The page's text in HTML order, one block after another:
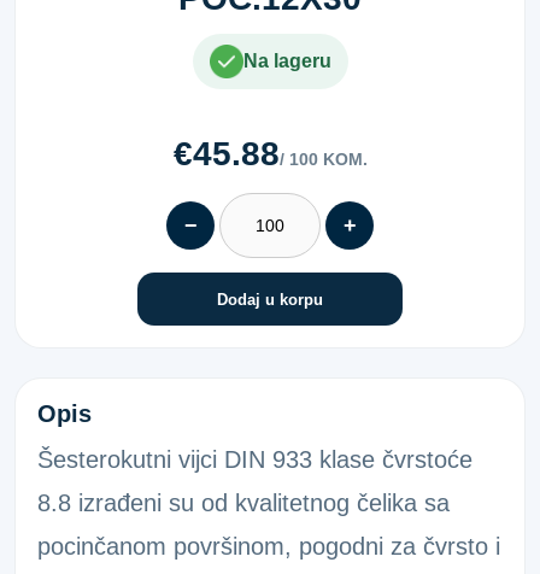
Na lageru
€45.88/ 100 KOM.
− +
Dodaj u korpu
6KT-VIJAK 933 8.8 POC.12X30
Opis
Šesterokutni vijci DIN 933 klase čvrstoće
8.8 izrađeni su od kvalitetnog čelika sa
pocinčanom površinom, pogodni za čvrsto i